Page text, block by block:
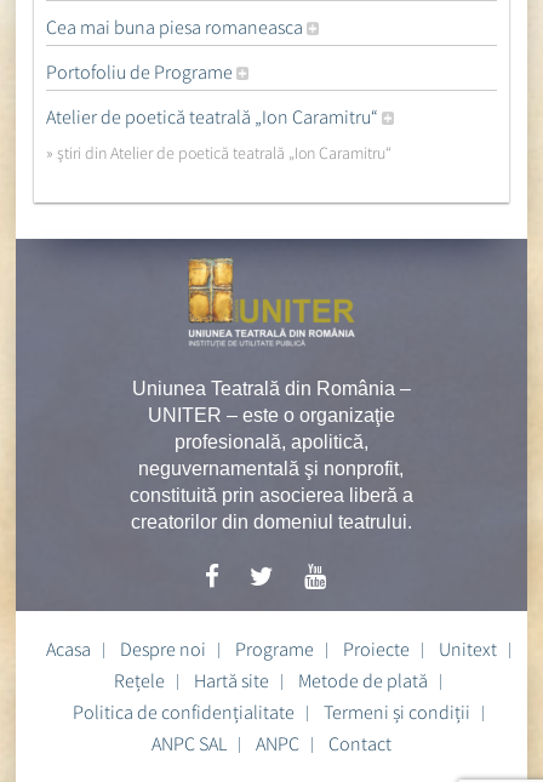
Cea mai buna piesa romaneasca
Portofoliu de Programe
Atelier de poetică teatrală „Ion Caramitru“
» ştiri din Atelier de poetică teatrală „Ion Caramitru“
Uniunea Teatrală din România –
UNITER – este o organizaţie
profesională, apolitică,
neguvernamentală şi nonprofit,
constituită prin asocierea liberă a
creatorilor din domeniul teatrului.
Acasa Despre noi Programe Proiecte
Unitext
Rețele
Hartă site
Metode de plată
Politica de confidențialitate
Termeni și condiții
ANPC SAL
ANPC Contact